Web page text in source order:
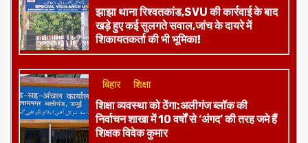
झाझा थाना रिश्वतकांड,SVU की कार्रवाई के बाद
खड़े हुए कई सुलगते सवाल,जांच के दायरे में
शिकायतकर्ता की भी भूमिका!
बिहार शिक्षा
शिक्षा व्यवस्था को ठेंगा:अलीगंज ब्लॉक की
निर्वाचन शाखा में 10 वर्षों से ‘अंगद’ की तरह जमे हैं
शिक्षक विवेक कुमार